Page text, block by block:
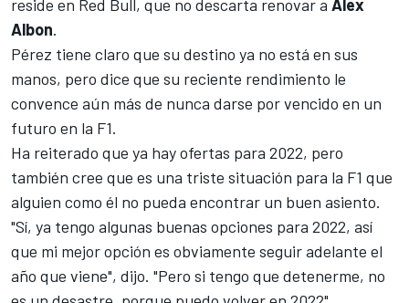
reside en Red Bull, que no descarta renovar a Alex
Albon.
Pérez tiene claro que su destino ya no está en sus
manos, pero dice que su reciente rendimiento le
convence aún más de nunca darse por vencido en un
futuro en la F1.
Ha reiterado que ya hay ofertas para 2022, pero
también cree que es una triste situación para la F1 que
alguien como él no pueda encontrar un buen asiento.
"Sí, ya tengo algunas buenas opciones para 2022, así
que mi mejor opción es obviamente seguir adelante el
año que viene", dijo. "Pero si tengo que detenerme, no